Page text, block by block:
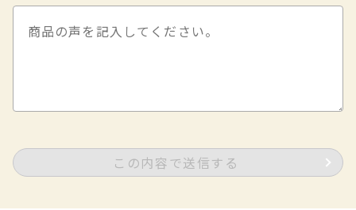
この内容で送信する